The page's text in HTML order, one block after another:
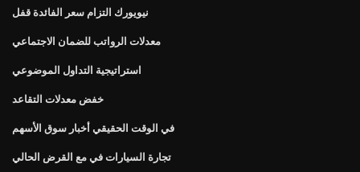
نيويورك التزام سعر الفائدة قفل
معدلات الرواتب للضمان الاجتماعي
استراتيجية التداول الموضوعي
خفض معدلات التقاعد
في الوقت الحقيقي أخبار سوق الأسهم
تجارة السيارات في مع القرض الحالي